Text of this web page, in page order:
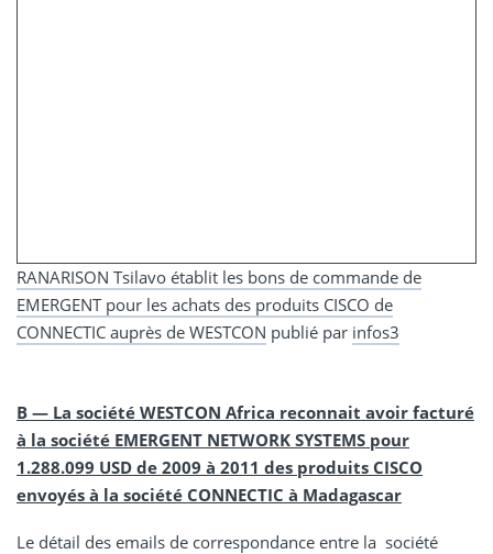
RANARISON Tsilavo établit les bons de commande de
EMERGENT pour les achats des produits CISCO de
CONNECTIC auprès de WESTCON publié par infos3
B — La société WESTCON Africa reconnait avoir facturé
à la société EMERGENT NETWORK SYSTEMS pour
1.288.099 USD de 2009 à 2011 des produits CISCO
envoyés à la société CONNECTIC à Madagascar
Le détail des emails de correspondance entre la société